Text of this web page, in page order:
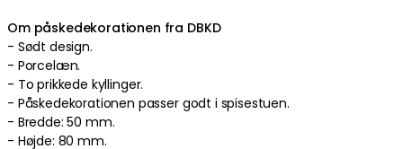
Om påskedekorationen fra DBKD
- Sødt design.
- Porcelæn.
- Toprikkede kyllinger.
- Påskedekorationen passer godt i spisestuen.
- Bredde: 50 mm.
- Højde: 80 mm.